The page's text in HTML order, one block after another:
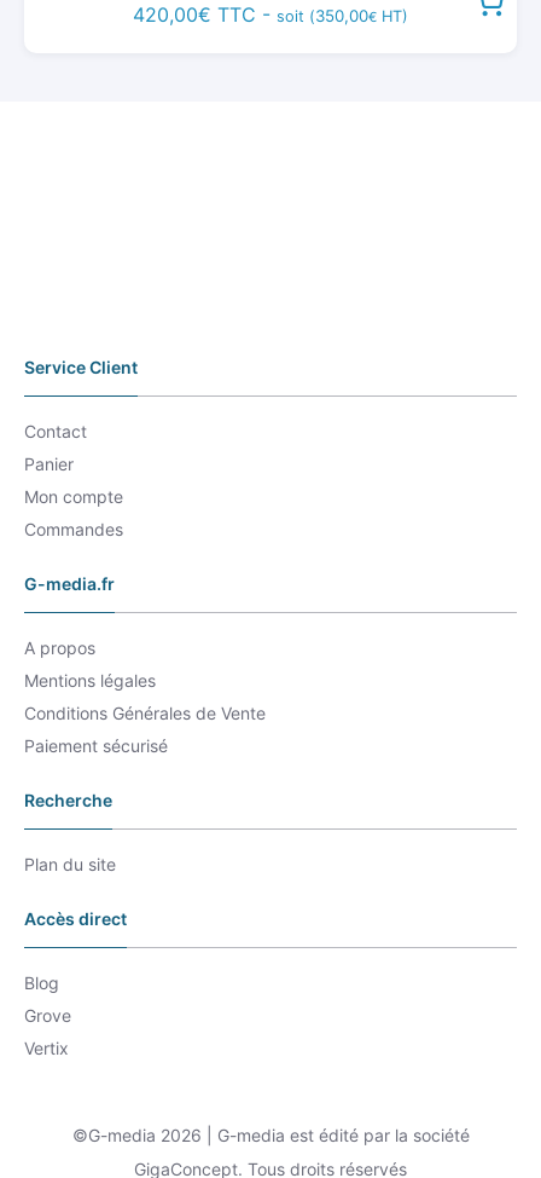
420,00€ TTC - soit (350,00€ HT)
Service Client
Contact
Panier
Mon compte
Commandes
G-media.fr
A propos
Mentions légales
Conditions Générales de Vente
Paiement sécurisé
Recherche
Plan du site
Accès direct
Blog
Grove
Vertix
©G-media 2026 | G-media est édité par la société
GigaConcept. Tous droits réservés